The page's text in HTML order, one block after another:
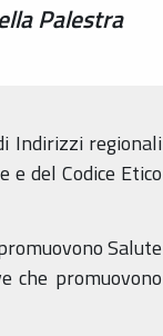
Palestra
Indirizzi regionali
del Codice Etico
Salute
che promuovono